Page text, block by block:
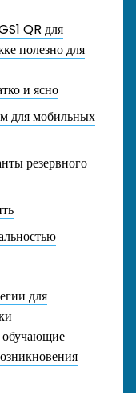
QR для
полезно для
и ясно
для мобильных
резервного
для